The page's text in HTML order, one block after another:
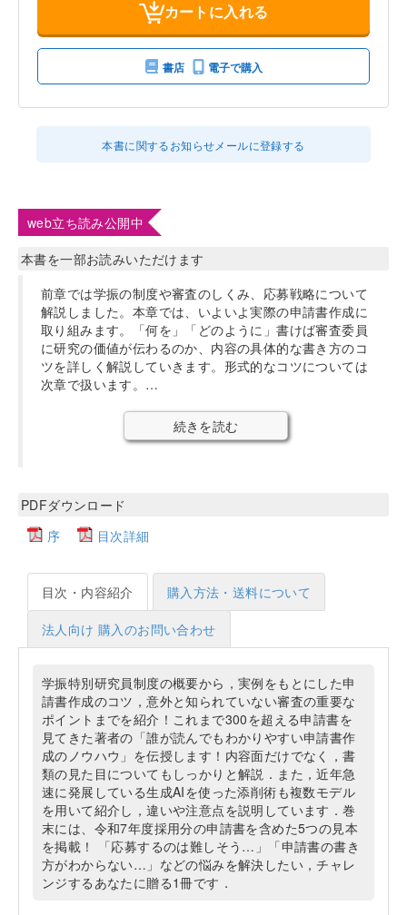
カートに入れる
書店 電子で購入
本書に関するお知らせメールに登録する
web立ち読み公開中
本書を一部お読みいただけます
前章では学振の制度や審査のしくみ、応募戦略について
解説しました。本章では、いよいよ実際の申請書作成に
取り組みます。「何を」「どのように」書けば審査委員
に研究の価値が伝わるのか、内容の具体的な書き方のコ
ツを詳しく解説していきます。形式的なコツについては
次章で扱います。…
続きを読む
PDFダウンロード
序
目次詳細
目次・内容紹介 購入方法・送料について
法人向け 購入のお問い合わせ
学振特別研究員制度の概要から，実例をもとにした申
請書作成のコツ，意外と知られていない審査の重要な
ポイントまでを紹介！これまで300を超える申請書を
見てきた著者の「誰が読んでもわかりやすい申請書作
成のノウハウ」を伝授します！内容面だけでなく，書
類の見た目についてもしっかりと解説．また，近年急
速に発展している生成AIを使った添削術も複数モデル
を用いて紹介し，違いや注意点を説明しています．巻
末には、令和7年度採用分の申請書を含めた5つの見本
を掲載！ 「応募するのは難しそう…」「申請書の書き
方がわからない…」などの悩みを解決したい，チャレ
ンジするあなたに贈る1冊です．